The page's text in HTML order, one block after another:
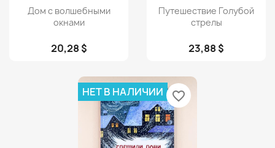
Просмотр
Дом с волшебными
окнами
20,28 $
Просмотр
Путешествие Голубой
стрелы
23,88 $
НЕТ В НАЛИЧИИ favorite_border